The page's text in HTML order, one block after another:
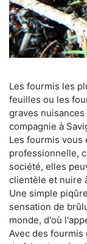
Les fourmis les
feuilles ou les
graves nuisances
compagnie à
Les fourmis vous
professionnelle,
société, elles
clientèle et nuire
Une simple
sensation de
monde, d'où
Avec des fourmis